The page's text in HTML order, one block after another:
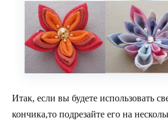
Итак, если вы будете использовать
кончика,то подрезайте его на